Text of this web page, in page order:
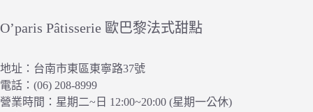
O’paris Pâtisserie 歐巴黎法式甜點
地址：台南市東區東寧路37號
電話：(06) 208-8999
營業時間：星期二~日 12:00~20:00 (星期一公休)